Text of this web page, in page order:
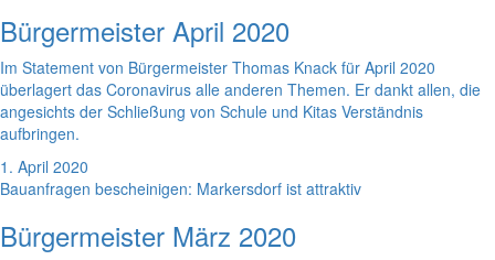
Bürgermeister April 2020
Im Statement von Bürgermeister Thomas Knack für April 2020
überlagert das Coronavirus alle anderen Themen. Er dankt allen, die
angesichts der Schließung von Schule und Kitas Verständnis
aufbringen.
1. April 2020
Bauanfragen bescheinigen: Markersdorf ist attraktiv
Bürgermeister März 2020